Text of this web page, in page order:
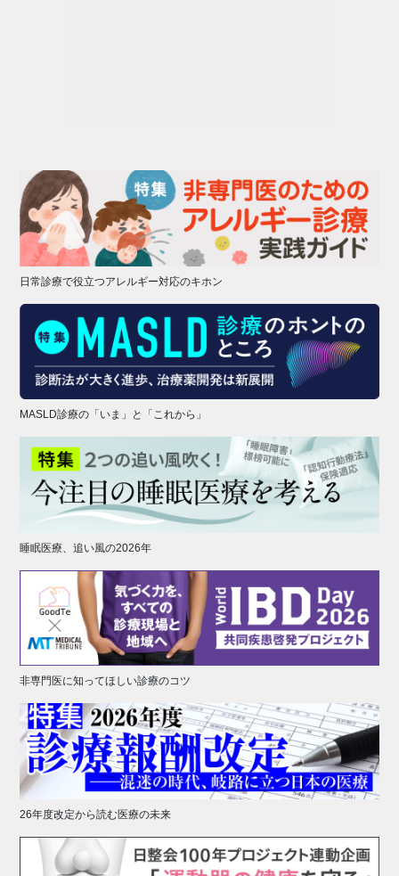
日常診療で役立つアレルギー対応のキホン
MASLD診療の「いま」と「これから」
睡眠医療、追い風の2026年
非専門医に知ってほしい診療のコツ
26年度改定から読む医療の未来